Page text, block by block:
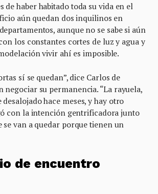
de haber habitado toda su vida en el
aún quedan dos inquilinos en
aunque no se sabe si aún
los constantes cortes de luz y agua y
vivir ahí es imposible.
sí se quedan”, dice Carlos de
negociar su permanencia. “La rayuela,
desalojado hace meses, y hay otro
con la intención gentrificadora junto
se van a quedar porque tienen un
de encuentro